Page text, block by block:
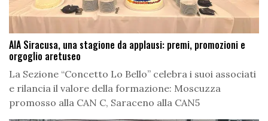
AIA Siracusa, una stagione da applausi: premi, promozioni e
orgoglio aretuseo
La Sezione “Concetto Lo Bello” celebra i suoi associati
e rilancia il valore della formazione: Moscuzza
promosso alla CAN C, Saraceno alla CAN5